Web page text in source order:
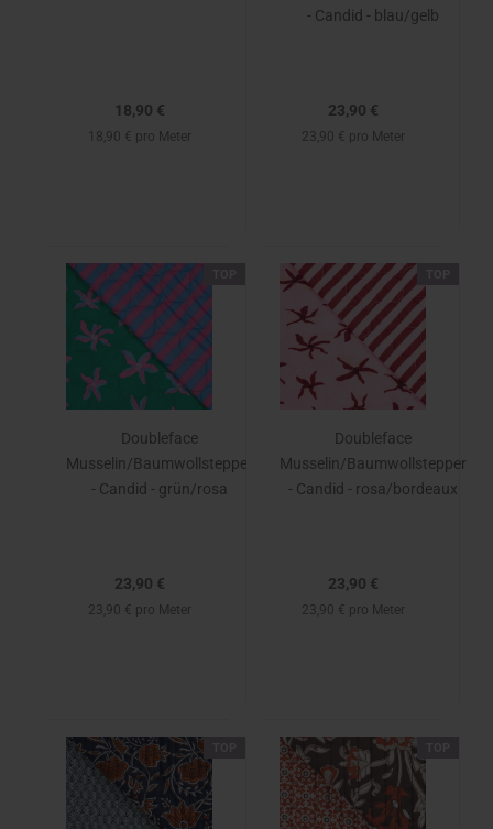
18,90 €
18,90 € pro Meter
- Candid - blau/gelb
23,90 €
23,90 € pro Meter
Doubleface
Musselin/Baumwollstepper
- Candid - grün/rosa
23,90 €
23,90 € pro Meter
Doubleface
Musselin/Baumwollstepper
- Candid - rosa/bordeaux
23,90 €
23,90 € pro Meter